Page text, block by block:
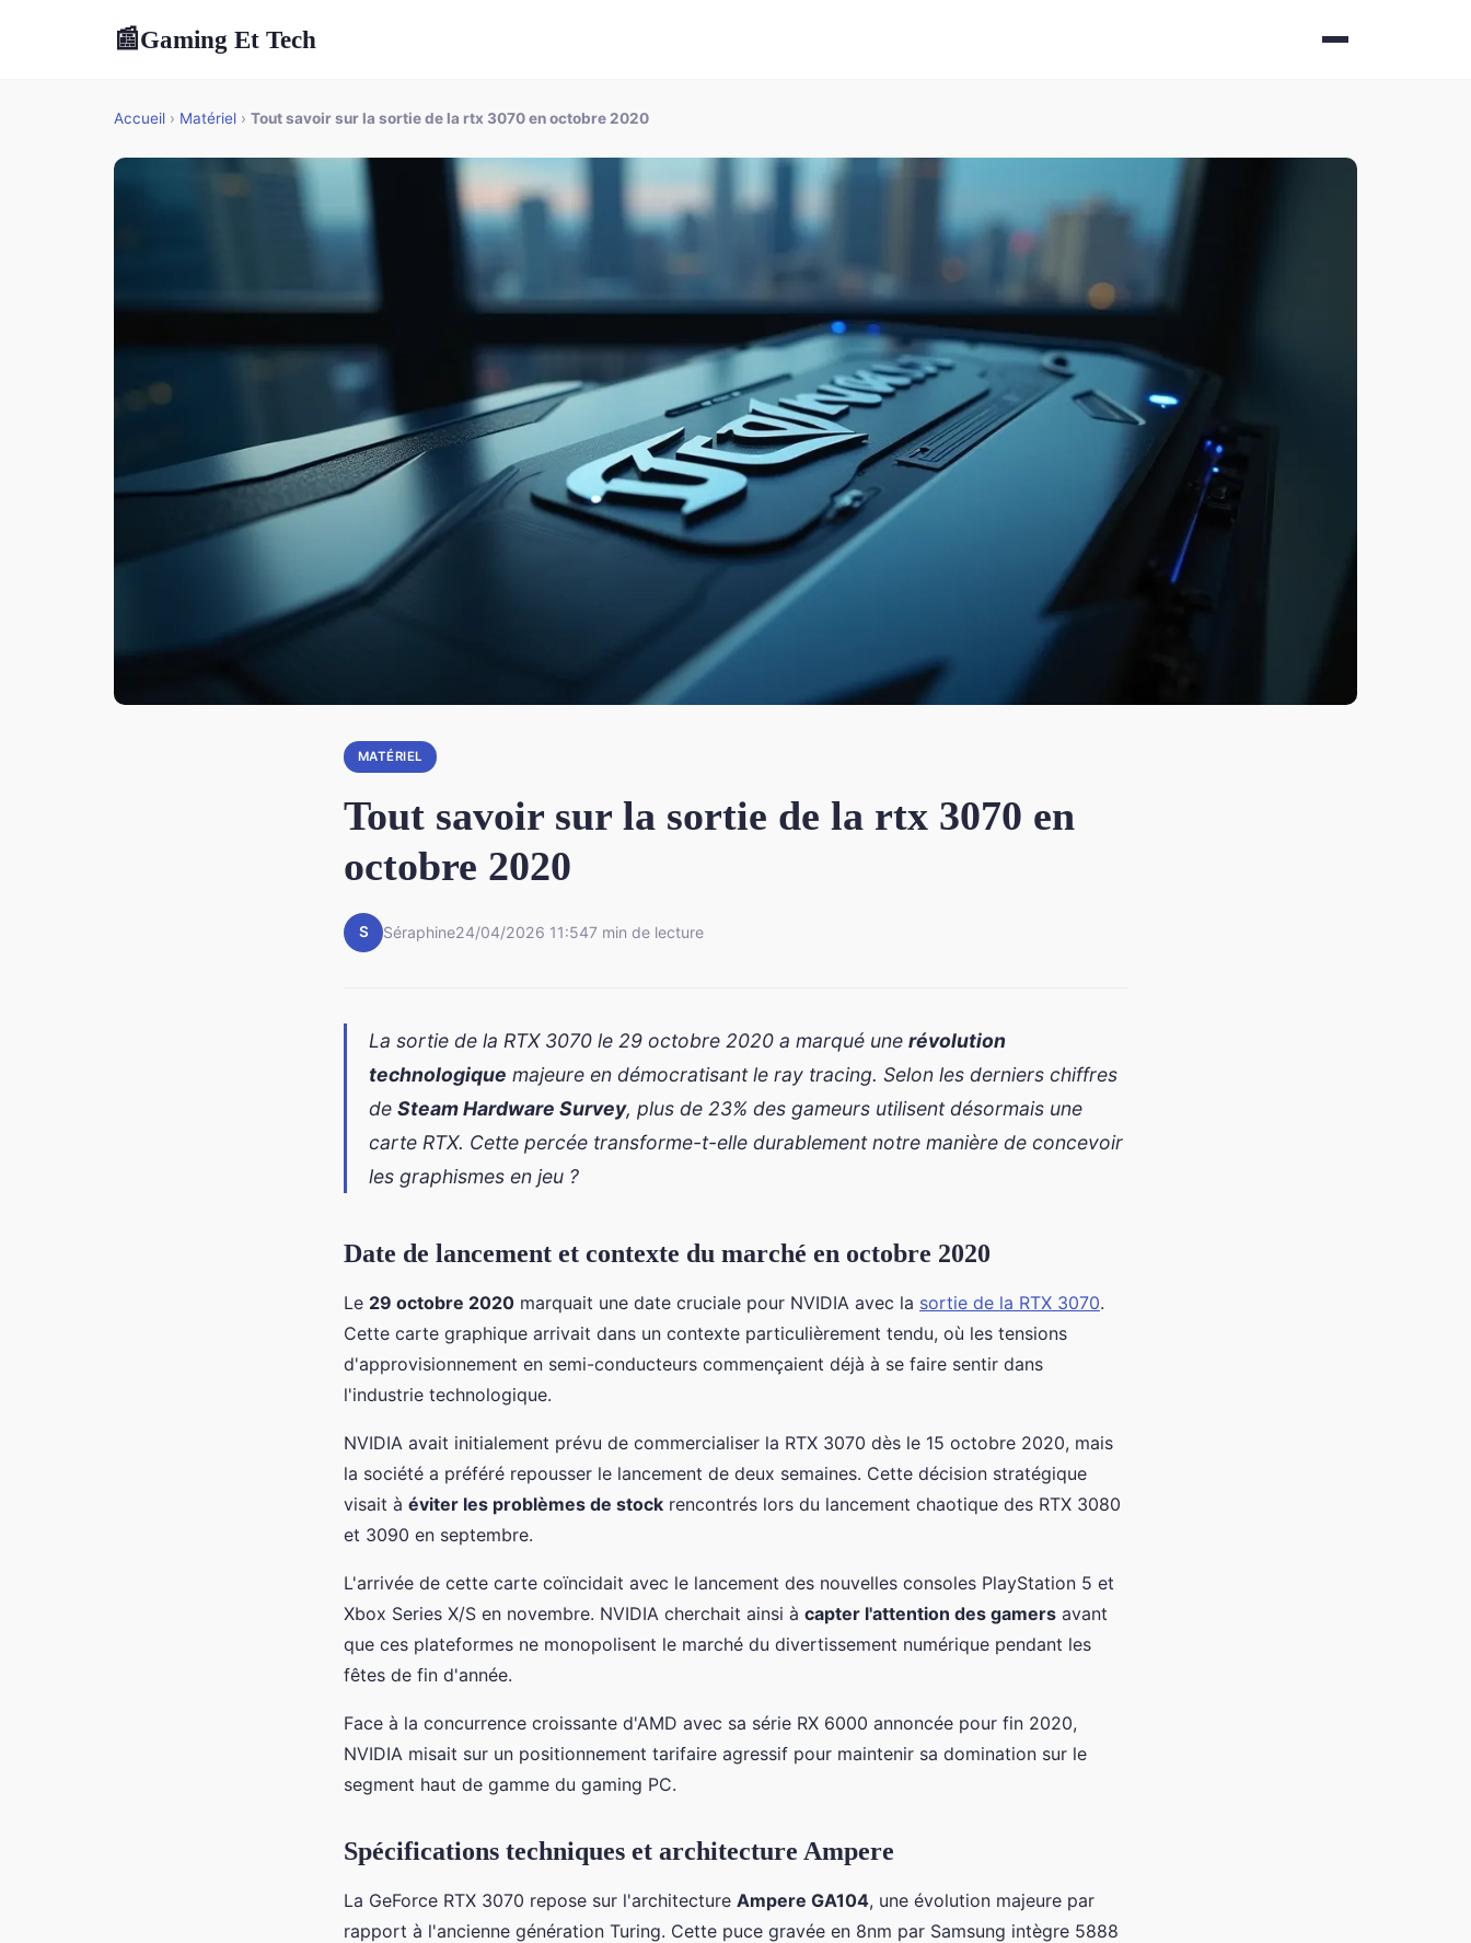
📰Gaming Et Tech
Accueil › Matériel › Tout savoir sur la sortie de la rtx 3070 en octobre 2020
MATÉRIEL
Tout savoir sur la sortie de la rtx 3070 en
octobre 2020
S Séraphine24/04/2026 11:547 min de lecture
La sortie de la RTX 3070 le 29 octobre 2020 a marqué une révolution
technologique majeure en démocratisant le ray tracing. Selon les derniers chiffres
de Steam Hardware Survey, plus de 23% des gameurs utilisent désormais une
carte RTX. Cette percée transforme-t-elle durablement notre manière de concevoir
les graphismes en jeu ?
Date de lancement et contexte du marché en octobre 2020
Le 29 octobre 2020 marquait une date cruciale pour NVIDIA avec la sortie de la RTX 3070.
Cette carte graphique arrivait dans un contexte particulièrement tendu, où les tensions
d'approvisionnement en semi-conducteurs commençaient déjà à se faire sentir dans
l'industrie technologique.
NVIDIA avait initialement prévu de commercialiser la RTX 3070 dès le 15 octobre 2020, mais
la société a préféré repousser le lancement de deux semaines. Cette décision stratégique
visait à éviter les problèmes de stock rencontrés lors du lancement chaotique des RTX 3080
et 3090 en septembre.
L'arrivée de cette carte coïncidait avec le lancement des nouvelles consoles PlayStation 5 et
Xbox Series X/S en novembre. NVIDIA cherchait ainsi à capter l'attention des gamers avant
que ces plateformes ne monopolisent le marché du divertissement numérique pendant les
fêtes de fin d'année.
Face à la concurrence croissante d'AMD avec sa série RX 6000 annoncée pour fin 2020,
NVIDIA misait sur un positionnement tarifaire agressif pour maintenir sa domination sur le
segment haut de gamme du gaming PC.
Spécifications techniques et architecture Ampere
La GeForce RTX 3070 repose sur l'architecture Ampere GA104, une évolution majeure par
rapport à l'ancienne génération Turing. Cette puce gravée en 8nm par Samsung intègre 5888